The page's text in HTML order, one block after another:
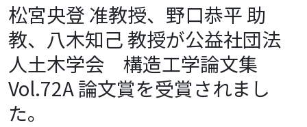
松宮央登 准教授、野口恭平 助
教、八木知己 教授が公益社団法
人土木学会 構造工学論文集
Vol.72A 論文賞を受賞されまし
た。